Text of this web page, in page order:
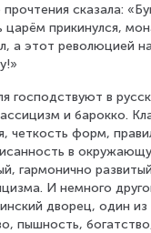
прочтения сказала:
царём прикинулся,
а этот революцией
господствуют в
и барокко.
четкость форм,
в
гармонично
И немного
дворец, один
пышность,